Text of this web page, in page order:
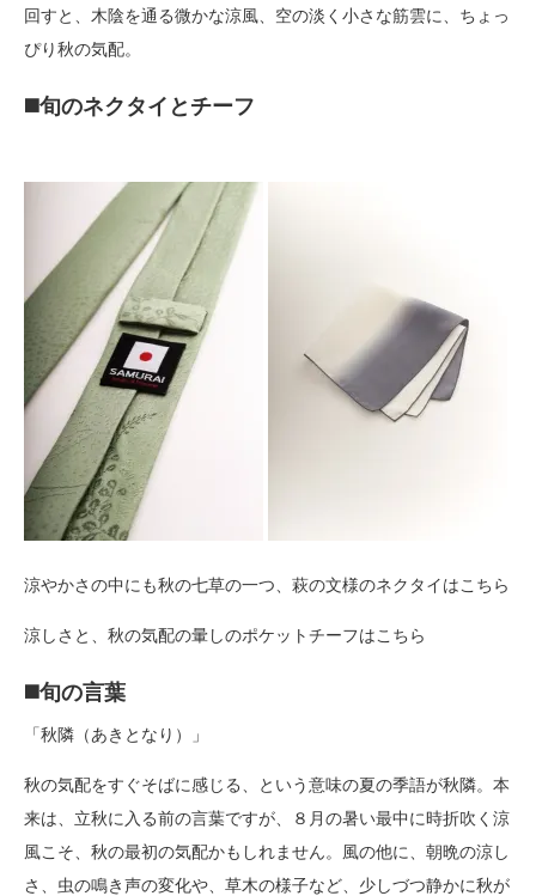
回すと、木陰を通る微かな涼風、空の淡く小さな筋雲に、ちょっ
ぴり秋の気配。
◼️旬のネクタイとチーフ
涼やかさの中にも秋の七草の一つ、萩の文様のネクタイはこちら
涼しさと、秋の気配の暈しのポケットチーフはこちら
◼️旬の言葉
「秋隣（あきとなり）」
秋の気配をすぐそばに感じる、という意味の夏の季語が秋隣。本
来は、立秋に入る前の言葉ですが、８月の暑い最中に時折吹く涼
風こそ、秋の最初の気配かもしれません。風の他に、朝晩の涼し
さ、虫の鳴き声の変化や、草木の様子など、少しづつ静かに秋が